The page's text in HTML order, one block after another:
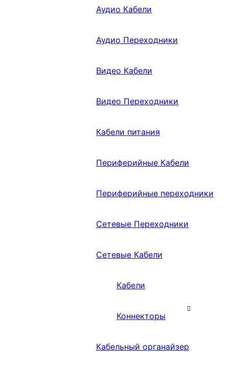
Аудио Кабели
Аудио Переходники
Видео Кабели
Видео Переходники
Кабели питания
Периферийные Кабели
Периферийные переходники
Сетевые Переходники
Сетевые Кабели
Кабели
Коннекторы
Кабельный органайзер